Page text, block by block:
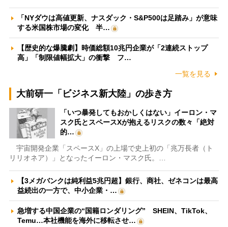
「NYダウは高値更新、ナスダック・S&P500は足踏み」が意味
する米国株市場の変化 半…
【歴史的な爆騰劇】時価総額10兆円企業が「2連続ストップ
高」「制限値幅拡大」の衝撃 フ…
一覧を見る
大前研一「ビジネス新大陸」の歩き方
「いつ暴発してもおかしくはない」イーロン・マ
スク氏とスペースXが抱えるリスクの数々「絶対
的…
宇宙開発企業「スペースX」の上場で史上初の「兆万長者（ト
リリオネア）」となったイーロン・マスク氏。…
【3メガバンクは純利益5兆円超】銀行、商社、ゼネコンは最高
益続出の一方で、中小企業・…
急増する中国企業の“国籍ロンダリング” SHEIN、TikTok、
Temu…本社機能を海外に移転させ…